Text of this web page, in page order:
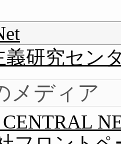
義研究セン
メディア